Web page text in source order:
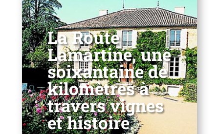
La Route
Lamartine, une
soixantaine de
kilomètres à
travers vignes
et histoire